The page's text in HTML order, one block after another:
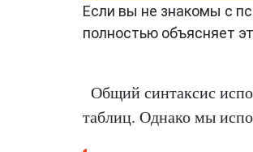
Если вы не знакомы с
полностью объясняет
Общий синтаксис
таблиц. Однако мы